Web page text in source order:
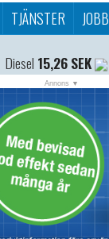
TJÄNSTER JOBB
Diesel 15,26 SEK